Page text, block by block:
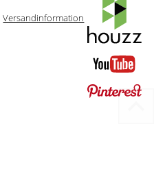
Versandinformation